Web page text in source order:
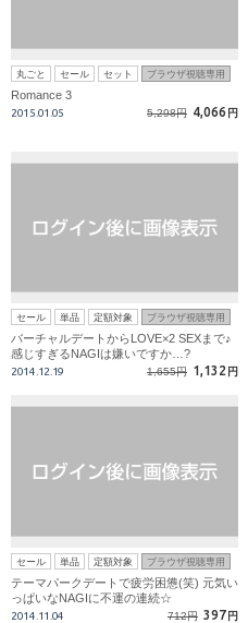
丸ごと セール セット ブラウザ視聴専用
Romance 3
2015.01.05 5,298円 4,066 円
セール 単品 定額対象 ブラウザ視聴専用
バーチャルデートからLOVE×2 SEXまで♪
感じすぎるNAGIは嫌いですか…?
2014.12.19 1,655円 1,132 円
セール 単品 定額対象 ブラウザ視聴専用
テーマパークデートで疲労困憊(笑) 元気い
っぱいなNAGIに不運の連続☆
2014.11.04 712円 397 円